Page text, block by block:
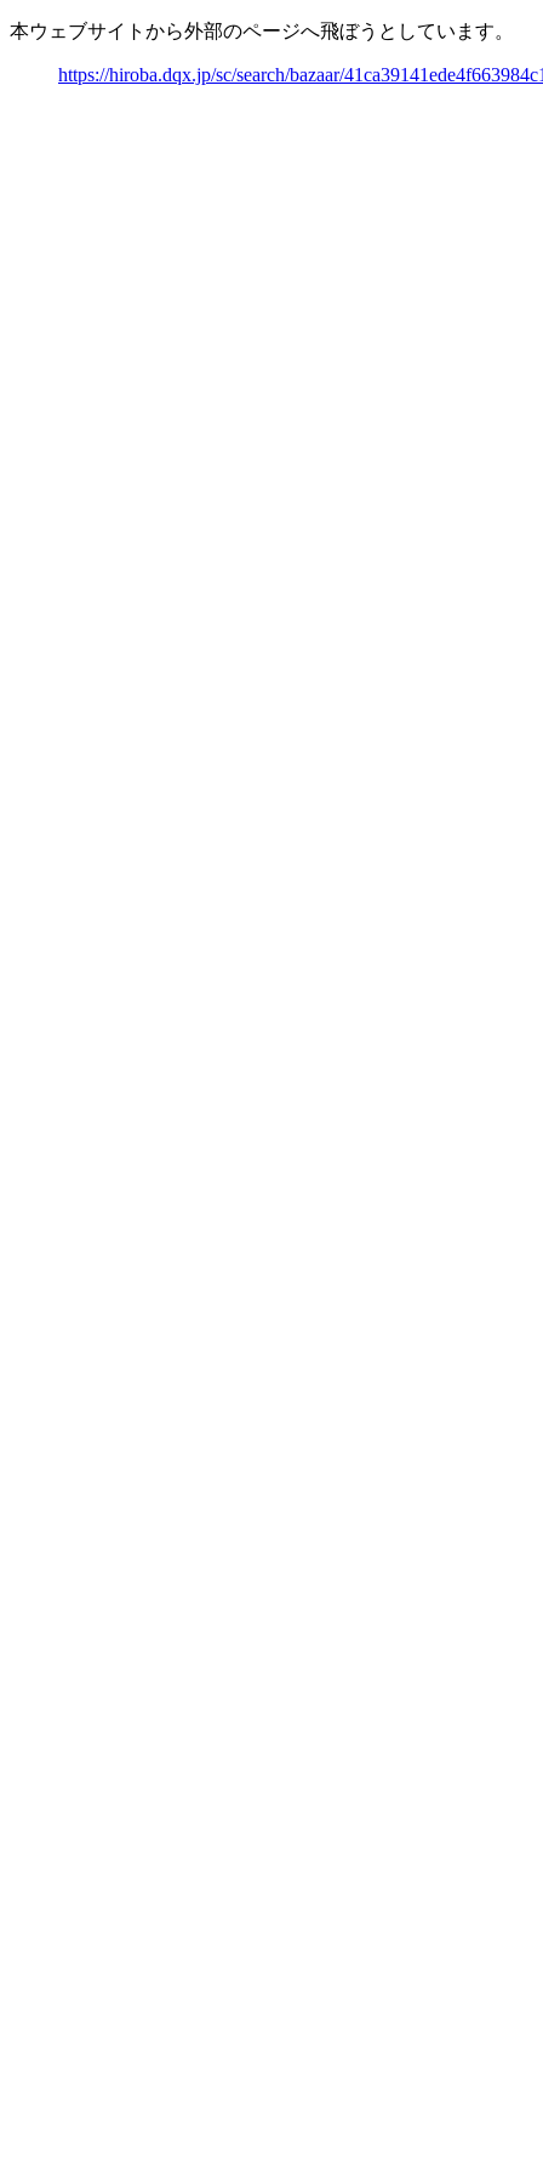
本ウェブサイトから外部のページへ飛ぼうとしています。
https://hiroba.dqx.jp/sc/search/bazaar/